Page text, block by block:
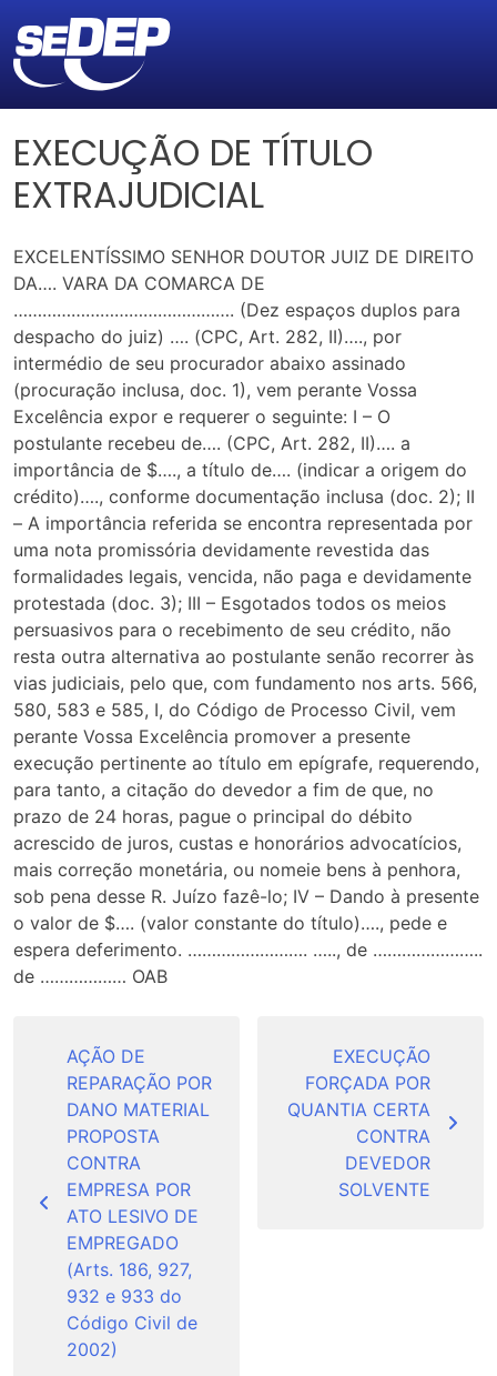
EXECUÇÃO DE TÍTULO
EXTRAJUDICIAL
EXCELENTÍSSIMO SENHOR DOUTOR JUIZ DE DIREITO
DA…. VARA DA COMARCA DE
………………………………………. (Dez espaços duplos para
despacho do juiz) …. (CPC, Art. 282, II)…., por
intermédio de seu procurador abaixo assinado
(procuração inclusa, doc. 1), vem perante Vossa
Excelência expor e requerer o seguinte: I – O
postulante recebeu de…. (CPC, Art. 282, II)…. a
importância de $…., a título de…. (indicar a origem do
crédito)…., conforme documentação inclusa (doc. 2); II
– A importância referida se encontra representada por
uma nota promissória devidamente revestida das
formalidades legais, vencida, não paga e devidamente
protestada (doc. 3); III – Esgotados todos os meios
persuasivos para o recebimento de seu crédito, não
resta outra alternativa ao postulante senão recorrer às
vias judiciais, pelo que, com fundamento nos arts. 566,
580, 583 e 585, I, do Código de Processo Civil, vem
perante Vossa Excelência promover a presente
execução pertinente ao título em epígrafe, requerendo,
para tanto, a citação do devedor a fim de que, no
prazo de 24 horas, pague o principal do débito
acrescido de juros, custas e honorários advocatícios,
mais correção monetária, ou nomeie bens à penhora,
sob pena desse R. Juízo fazê-lo; IV – Dando à presente
o valor de $…. (valor constante do título)…., pede e
espera deferimento. ……………………. ….., de …………………..
de ……………… OAB
Post
AÇÃO DE
REPARAÇÃO POR
DANO MATERIAL
PROPOSTA
CONTRA
EMPRESA POR
ATO LESIVO DE
EMPREGADO
(Arts. 186, 927,
932 e 933 do
Código Civil de
2002)
EXECUÇÃO
FORÇADA POR
QUANTIA CERTA
CONTRA
DEVEDOR
SOLVENTE